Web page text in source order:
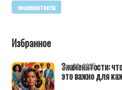
знаменитости
Избранное
Знаменитости:
это важно для
дек 29, 2025